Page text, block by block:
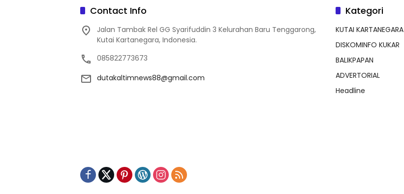
Contact Info
Jalan Tambak Rel GG Syarifuddin 3 Kelurahan Baru Tenggarong,
Kutai Kartanegara, Indonesia.
085822773673
dutakaltimnews88@gmail.com
Kategori
KUTAI KARTANEGARA
DISKOMINFO KUKAR
BALIKPAPAN
ADVERTORIAL
Headline